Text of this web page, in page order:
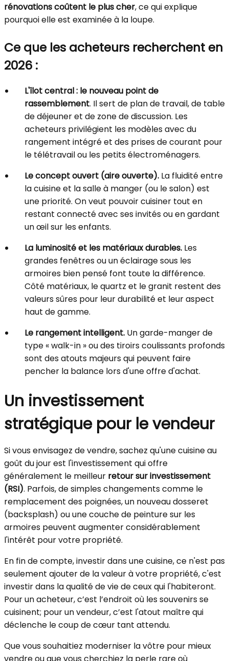
rénovations coûtent le plus cher, ce qui explique
pourquoi elle est examinée à la loupe.
Ce que les acheteurs recherchent en
2026 :
L'îlot central : le nouveau point de
rassemblement. Il sert de plan de travail, de table
de déjeuner et de zone de discussion. Les
acheteurs privilégient les modèles avec du
rangement intégré et des prises de courant pour
le télétravail ou les petits électroménagers.
Le concept ouvert (aire ouverte). La fluidité entre
la cuisine et la salle à manger (ou le salon) est
une priorité. On veut pouvoir cuisiner tout en
restant connecté avec ses invités ou en gardant
un œil sur les enfants.
La luminosité et les matériaux durables. Les
grandes fenêtres ou un éclairage sous les
armoires bien pensé font toute la différence.
Côté matériaux, le quartz et le granit restent des
valeurs sûres pour leur durabilité et leur aspect
haut de gamme.
Le rangement intelligent. Un garde-manger de
type « walk-in » ou des tiroirs coulissants profonds
sont des atouts majeurs qui peuvent faire
pencher la balance lors d'une offre d'achat.
Un investissement
stratégique pour le vendeur
Si vous envisagez de vendre, sachez qu'une cuisine au
goût du jour est l'investissement qui offre
généralement le meilleur retour sur investissement
(RSI). Parfois, de simples changements comme le
remplacement des poignées, un nouveau dosseret
(backsplash) ou une couche de peinture sur les
armoires peuvent augmenter considérablement
l'intérêt pour votre propriété.
En fin de compte, investir dans une cuisine, ce n'est pas
seulement ajouter de la valeur à votre propriété, c'est
investir dans la qualité de vie de ceux qui l'habiteront.
Pour un acheteur, c’est l’endroit où les souvenirs se
cuisinent; pour un vendeur, c’est l'atout maître qui
déclenche le coup de cœur tant attendu.
Que vous souhaitiez moderniser la vôtre pour mieux